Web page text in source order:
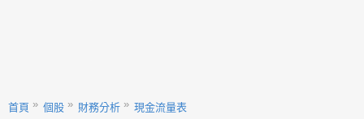
首頁 個股 財務分析 現金流量表